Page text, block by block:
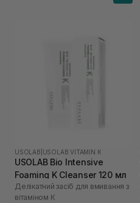
USOLAB USOLAB VITAMIN K
USOLAB Bio Intensive
Foaming K Cleanser 120 мл
Делікатний засіб для вмивання з
вітаміном К